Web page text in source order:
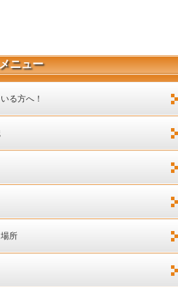
ニュー
る方へ！
所